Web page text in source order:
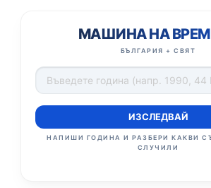
МАШИНА НА
БЪЛГАРИЯ + СВЯТ
ИЗСЛЕДВАЙ
НАПИШИ ГОДИНА И РАЗБЕРИ КАКВИ
СЛУЧИЛИ